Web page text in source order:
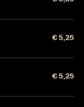
€ 5,25
€ 5,25